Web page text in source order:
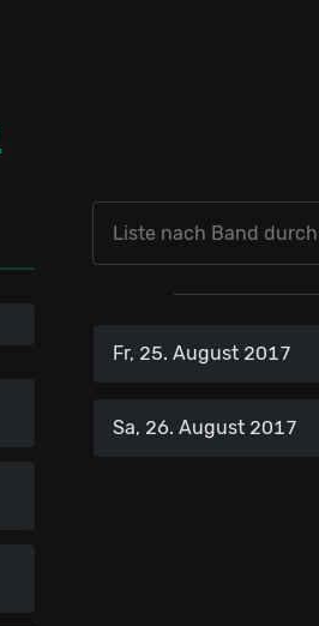
Fr, 25. August 2017
Sa, 26. August 2017